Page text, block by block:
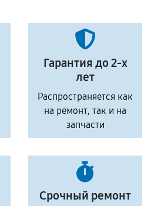
Гарантия до 2-х
лет
Распространяется как
на ремонт, так и на
запчасти
Срочный ремонт